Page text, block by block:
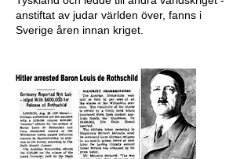
anstiftat av judar världen över, fanns i
Sverige åren innan kriget.